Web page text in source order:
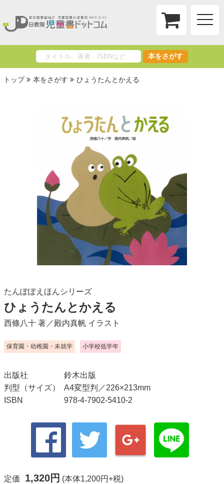
toggle
本をさがす
トップ 本をさがす ひょうたんとかえる
たんぽぽえほんシリーズ
ひょうたんとかえる
西條八十 著／殿内真帆 イラスト
保育園・幼稚園・未就学 小学校低学年
出版社
鈴木出版
判型（サイズ）
A4変型判／226×213mm
ISBN
978-4-7902-5410-2
定価 1,320円 (本体1,200円+税)